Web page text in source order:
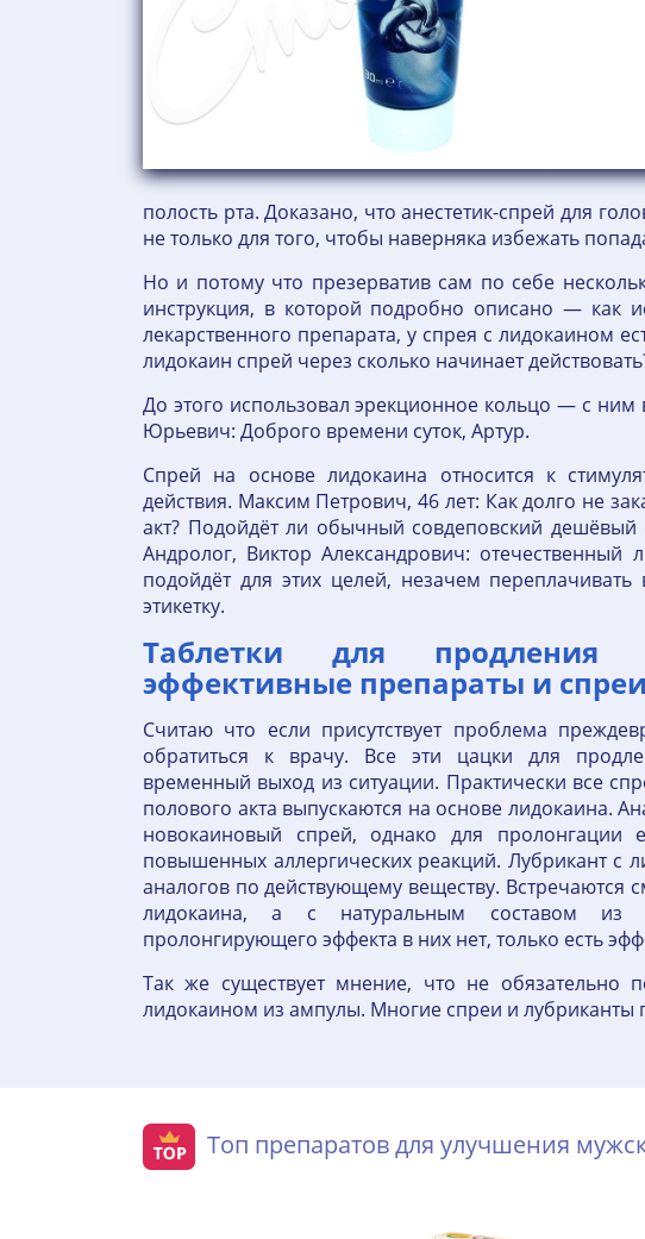
полость рта. Доказано, что анестетик-спрей для
не только для того, чтобы наверняка избежать
Но и потому что презерватив сам по себе
инструкция, в которой подробно описано — как
лекарственного препарата, у спрея с лидокаином
лидокаин спрей через сколько начинает
До этого использовал эрекционное кольцо — с ним
Юрьевич: Доброго времени суток, Артур.
Спрей на основе лидокаина относится к
действия. Максим Петрович, 46 лет: Как долго не
акт? Подойдёт ли обычный совдеповский дешёвый
Андролог, Виктор Александрович: отечественный
подойдёт для этих целей, незачем
этикетку.
Таблетки для продления
эффективные препараты и
Считаю что если присутствует проблема
обратиться к врачу. Все эти цацки для
временный выход из ситуации. Практически все
полового акта выпускаются на основе лидокаина.
новокаиновый спрей, однако для пролонгации
повышенных аллергических реакций. Лубрикант с
аналогов по действующему веществу. Встречаются
лидокаина, а с натуральным составом из
пролонгирующего эффекта в них нет, только есть
Так же существует мнение, что не обязательно
лидокаином из ампулы. Многие спреи и лубриканты
Топ препаратов для улучшения